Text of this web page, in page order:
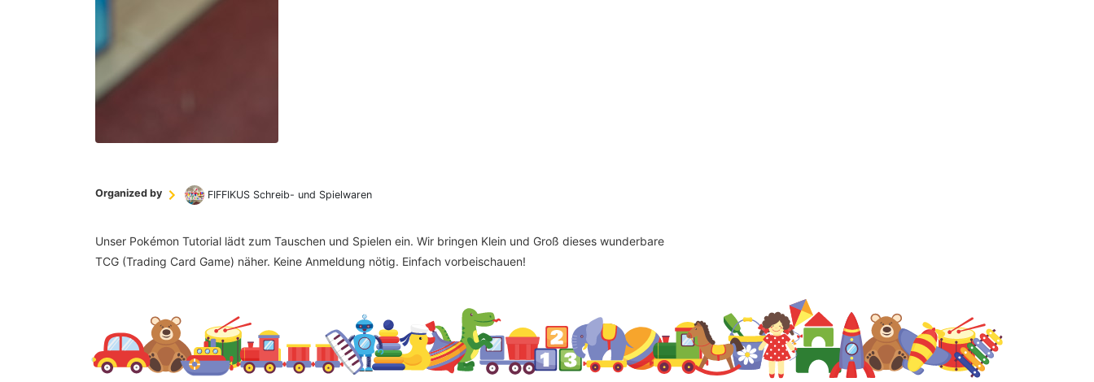
Organized by FIFFIKUS Schreib- und Spielwaren
Unser Pokémon Tutorial lädt zum Tauschen und Spielen ein. Wir bringen Klein und Groß dieses wunderbare
TCG (Trading Card Game) näher. Keine Anmeldung nötig. Einfach vorbeischauen!